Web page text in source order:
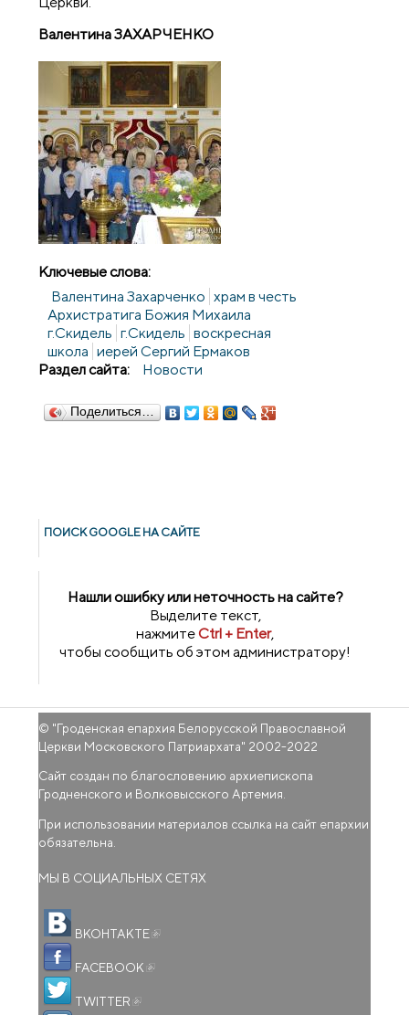
Валентина ЗАХАРЧЕНКО
Ключевые слова:
Валентина Захарченко храм в честь
Архистратига Божия Михаила
г.Скидель г.Скидель воскресная
школа иерей Сергий Ермаков
Раздел сайта:
Новости
Поделиться…
ПОИСК GOОGLE НА САЙТЕ
Нашли ошибку или неточность на сайте?
Выделите текст,
нажмитеCtrl + Enter,
чтобы сообщить об этом администратору!
© "Гроденская епархия Белорусской Православной
Церкви Московского Патриархата" 2002-2022
Сайт создан по благословению архиепископа
Гродненского и Волковысского Артемия.
При использовании материалов ссылка на сайт епархии
обязательна.
МЫ В СОЦИАЛЬНЫХ СЕТЯХ
ВКОНТАКТЕ
FACEBOOK
TWITTER